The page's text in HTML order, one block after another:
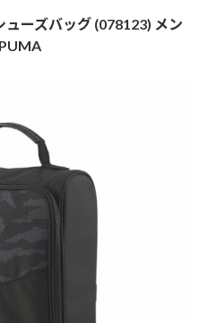
ーズバッグ (078123) メン